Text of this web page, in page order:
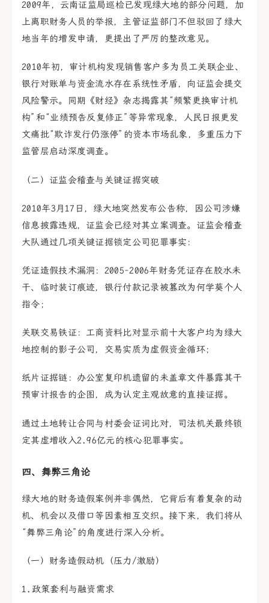
2009年，云南证监局巡检已发现绿大地的部分问题，加
上离职财务人员的举报，主管证监部门不但驳回了绿大
地当年的增发申请，更提出了严厉的整改意见。
2010年初，审计机构发现销售客户多为员工关联企业、
银行对账单与资金流水存在系统性矛盾，向证监会提交
风险警示。同期《财经》杂志揭露其“频繁更换审计机
构”和“业绩预告反复修正”等异常现象，人民日报更发
文痛批“欺诈发行仍涨停”的资本市场乱象，多重压力下
监管层启动深度调查。
（二）证监会稽查与关键证据突破
2010年3月17日，绿大地突然发布公告称，因公司涉嫌
信息披露违规，证监会已经对其立案调查。证监会稽查
大队通过几项关键证据锁定公司犯罪事实：
凭证造假技术漏洞：2005-2006年财务凭证存在胶水未
干、临时装订痕迹，银行付款记录被篡改为何学葵个人
指令；
关联交易铁证：工商资料比对显示前十大客户均为绿大
地控制的影子公司，交易实质为虚假资金循环；
纸片证据链：办公室复印机遗留的未盖章文件暴露其干
预审计报告的企图，成为认定主观故意的直接证据。
通过土地转让合同与村委会证词比对，司法机关最终锁
定其虚增收入2.96亿元的核心犯罪事实。
四、舞弊三角论
绿大地的财务造假案例并非偶然，它背后有着复杂的动
机、机会以及借口等因素相互交织。接下来，我们将从
“舞弊三角论”的角度进行深入分析。
（一）财务造假动机（压力/激励）
1.政策套利与融资需求